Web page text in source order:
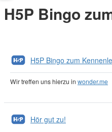
H5P Bingo
H5P Bingo zum
Wir treffen uns hierzu in wonder.me
Hör gut zu!